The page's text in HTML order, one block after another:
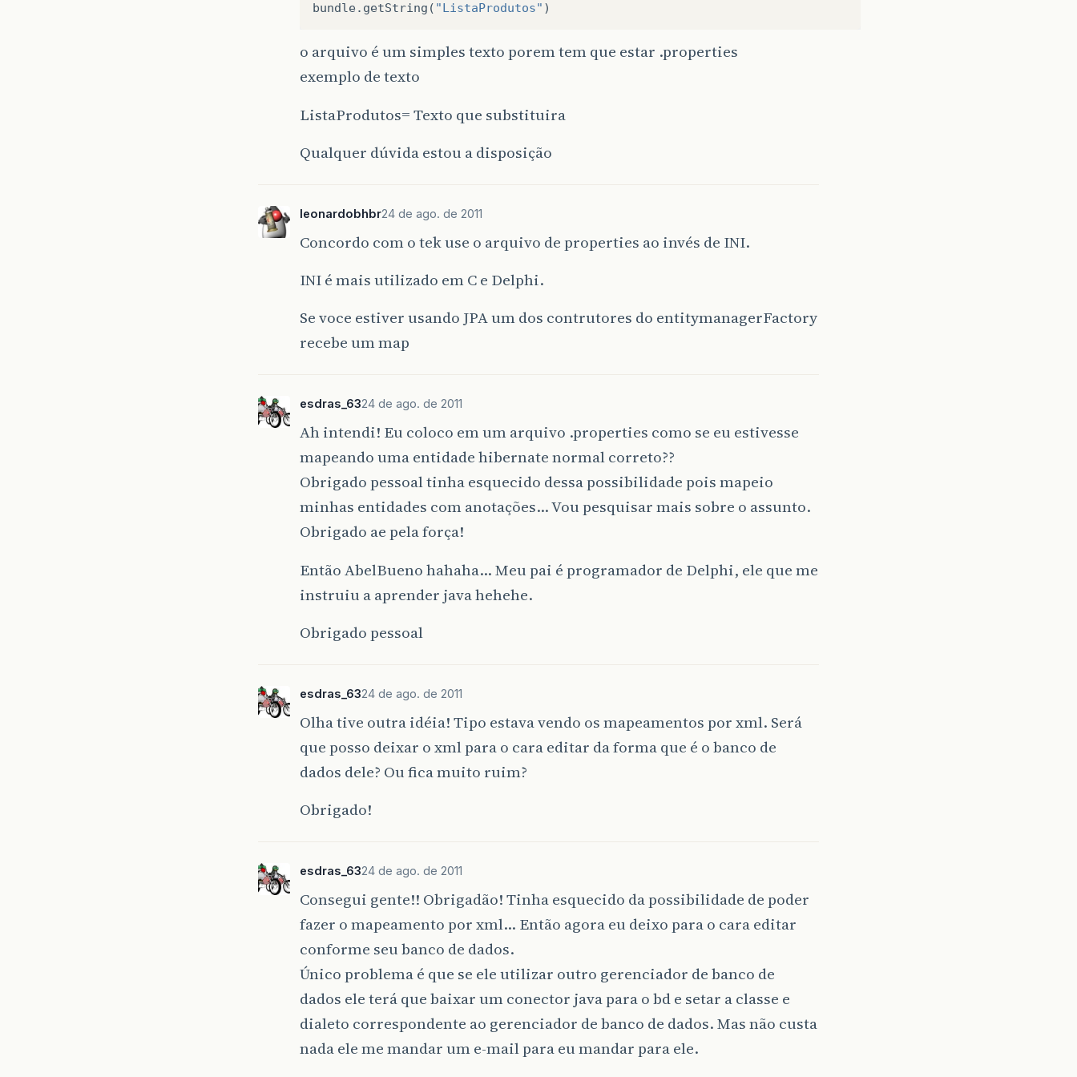
bundle. getString ( "ListaProdutos" )
o arquivo é um simples texto porem tem que estar .properties
exemplo de texto
ListaProdutos= Texto que substituira
Qualquer dúvida estou a disposição
leonardobhbr24 de ago. de 2011
Concordo com o tek use o arquivo de properties ao invés de INI.
INI é mais utilizado em C e Delphi.
Se voce estiver usando JPA um dos contrutores do entitymanagerFactory
recebe um map
esdras_6324 de ago. de 2011
Ah intendi! Eu coloco em um arquivo .properties como se eu estivesse
mapeando uma entidade hibernate normal correto??
Obrigado pessoal tinha esquecido dessa possibilidade pois mapeio
minhas entidades com anotações… Vou pesquisar mais sobre o assunto.
Obrigado ae pela força!
Então AbelBueno hahaha… Meu pai é programador de Delphi, ele que me
instruiu a aprender java hehehe.
Obrigado pessoal
esdras_6324 de ago. de 2011
Olha tive outra idéia! Tipo estava vendo os mapeamentos por xml. Será
que posso deixar o xml para o cara editar da forma que é o banco de
dados dele? Ou fica muito ruim?
Obrigado!
esdras_6324 de ago. de 2011
Consegui gente!! Obrigadão! Tinha esquecido da possibilidade de poder
fazer o mapeamento por xml… Então agora eu deixo para o cara editar
conforme seu banco de dados.
Único problema é que se ele utilizar outro gerenciador de banco de
dados ele terá que baixar um conector java para o bd e setar a classe e
dialeto correspondente ao gerenciador de banco de dados. Mas não custa
nada ele me mandar um e-mail para eu mandar para ele.